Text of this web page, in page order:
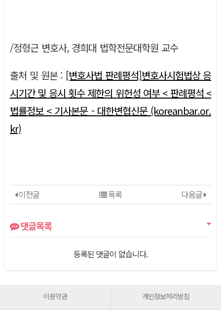
/정형근 변호사, 경희대 법학전문대학원 교수
출처 및 원본 : [변호사법 판례평석]변호사시험법상 응
시기간 및 응시 횟수 제한의 위헌성 여부 < 판례평석 <
법률정보 < 기사본문 - 대한변협신문 (koreanbar.or.
kr)
이전글 다음글
목록
댓글목록
등록된 댓글이 없습니다.
이용약관 개인정보처리방침